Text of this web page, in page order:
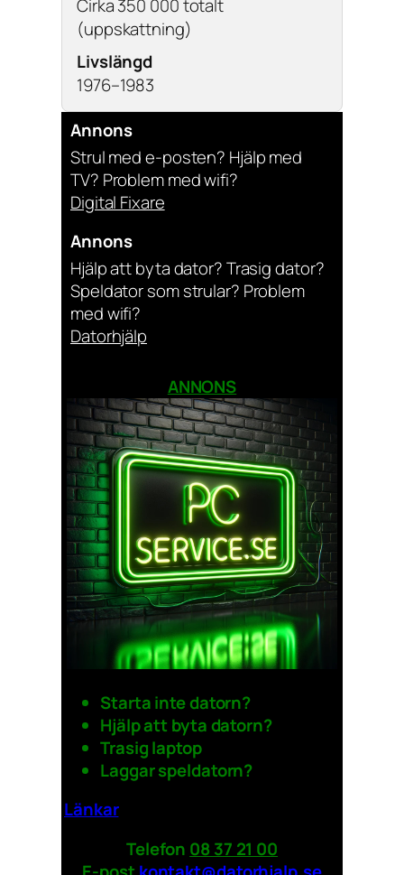
Cirka 350 000 totalt
(uppskattning)
Livslängd
1976–1983
Annons
Strul med e-posten? Hjälp med
TV? Problem med wifi?
Digital Fixare
Annons
Hjälp att byta dator? Trasig dator?
Speldator som strular? Problem
med wifi?
Datorhjälp
ANNONS
Starta inte datorn?
Hjälp att byta datorn?
Trasig laptop
Laggar speldatorn?
Länkar
Telefon 08 37 21 00